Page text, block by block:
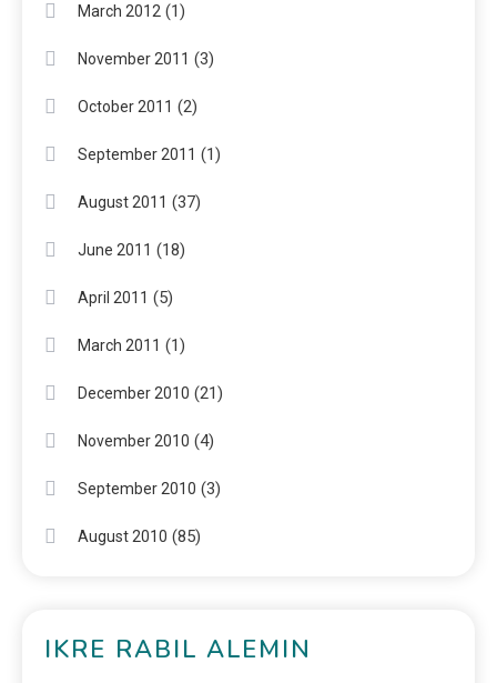
March 2012 (1)
November 2011 (3)
October 2011 (2)
September 2011 (1)
August 2011 (37)
June 2011 (18)
April 2011 (5)
March 2011 (1)
December 2010 (21)
November 2010 (4)
September 2010 (3)
August 2010 (85)
IKRE RABIL ALEMIN